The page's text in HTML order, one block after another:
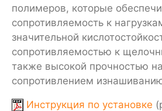
полимеров, которые
сопротивляемость к
значительной
сопротивляемостью к
также высокой прочностью
сопротивлением
Инструкция по установке